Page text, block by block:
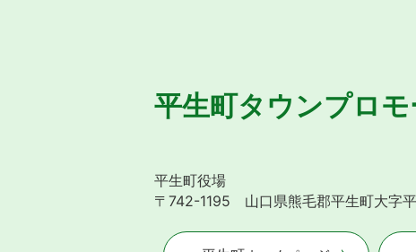
平生町タウンプロ
平生町役場
〒742-1195 山口県熊毛郡平生町大字